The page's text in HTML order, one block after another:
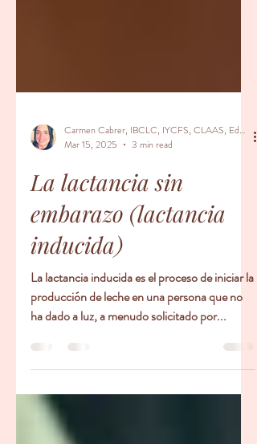
Mar 15, 2025
3 min read
La lactancia sin
embarazo (lactancia
inducida)
La lactancia inducida es el proceso de iniciar la
producción de leche en una persona que no